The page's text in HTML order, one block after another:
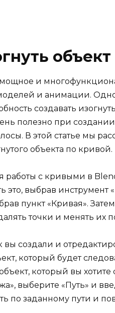
и
и анимации.
создавать
полезно при
В этой статье мы
объекта по кривой.
работы с кривыми в
это, выбрав
пункт «Кривая».
точки и менять их
вы создали и
который будет
который вы
выберите «Путь» и
по заданному пути и